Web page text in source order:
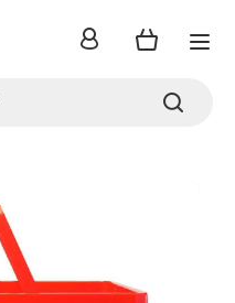
inloggen